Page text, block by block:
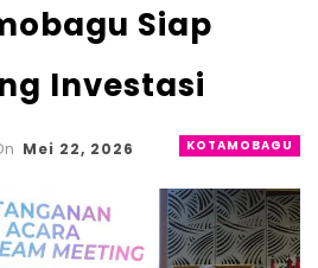
Siap
Investasi
KOTAMOBAGU
Mei 22, 2026